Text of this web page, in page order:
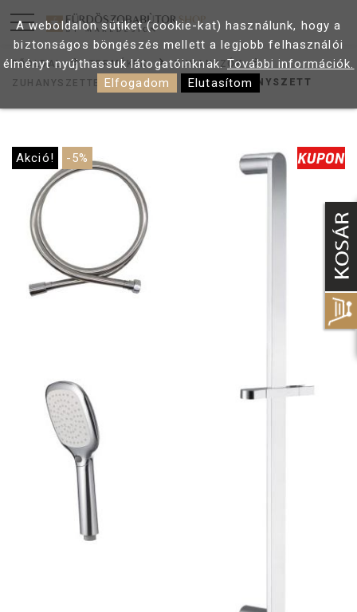
FŐOLDAL TERMÉKEK
ZUHANYZÓK
ZUHANYSZETTEK
WELLIS DIVIDO ZUHANYSZETT
Akció! -5%
A weboldalon sütiket (cookie-kat) használunk, hogy a
biztonságos böngészés mellett a legjobb felhasználói
élményt nyújthassuk látogatóinknak.További információk.
Elfogadom
Elutasítom